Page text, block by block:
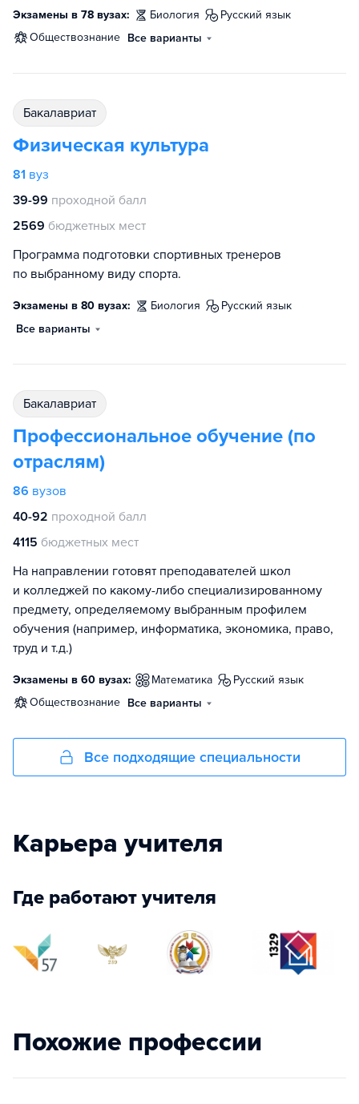
Экзамены в 78 вузах: биология
русский язык
обществознание Все варианты
бакалавриат
Физическая культура
81 вуз
39-99 проходной балл
2569 бюджетных мест
Программа подготовки спортивных тренеров
по выбранному виду спорта.
Экзамены в 80 вузах: биология
русский язык
Все варианты
бакалавриат
Профессиональное обучение (по
отраслям)
86 вузов
40-92 проходной балл
4115 бюджетных мест
На направлении готовят преподавателей школ
и колледжей по какому-либо специализированному
предмету, определяемому выбранным профилем
обучения (например, информатика, экономика, право,
труд и т.д.)
Экзамены в 60 вузах: математика
русский язык
обществознание Все варианты
Все подходящие специальности
Карьера учителя
Где работают учителя
Похожие профессии